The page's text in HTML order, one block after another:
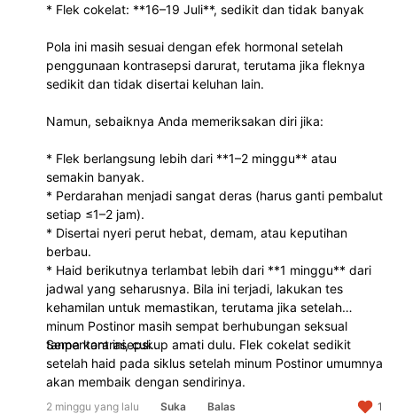
* Flek cokelat: **16–19 Juli**, sedikit dan tidak banyak
Pola ini masih sesuai dengan efek hormonal setelah
penggunaan kontrasepsi darurat, terutama jika fleknya
sedikit dan tidak disertai keluhan lain.
Namun, sebaiknya Anda memeriksakan diri jika:
* Flek berlangsung lebih dari **1–2 minggu** atau
semakin banyak.
* Perdarahan menjadi sangat deras (harus ganti pembalut
setiap ≤1–2 jam).
* Disertai nyeri perut hebat, demam, atau keputihan
berbau.
* Haid berikutnya terlambat lebih dari **1 minggu** dari
jadwal yang seharusnya. Bila ini terjadi, lakukan tes
kehamilan untuk memastikan, terutama jika setelah
minum Postinor masih sempat berhubungan seksual
tanpa kontrasepsi.
Sementara ini, cukup amati dulu. Flek cokelat sedikit
setelah haid pada siklus setelah minum Postinor umumnya
akan membaik dengan sendirinya.
2 minggu yang lalu Suka Balas 1